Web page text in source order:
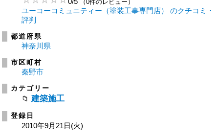
（0件のレビュー）
ユーコーコミュニティー（塗装工事専門店） のクチコミ・
評判
都道府県
神奈川県
市区町村
秦野市
カテゴリー
建築施工
登録日
2010年9月21日(火)